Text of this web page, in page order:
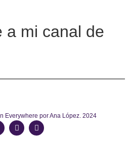
a mi canal de
Everywhere por Ana López. 2024